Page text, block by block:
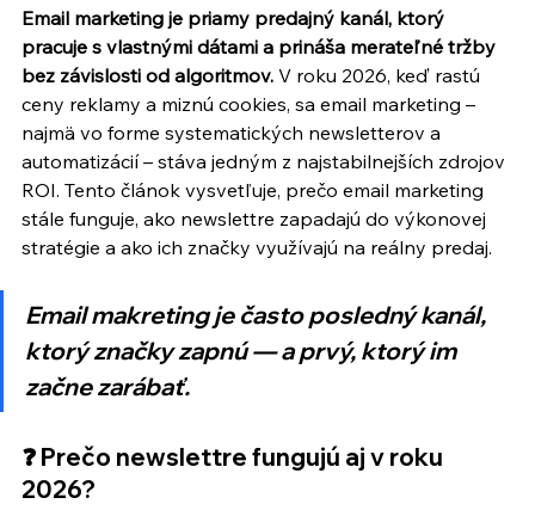
Email marketing je priamy predajný kanál, ktorý
pracuje s vlastnými dátami a prináša merateľné tržby
bez závislosti od algoritmov. V roku 2026, keď rastú
ceny reklamy a miznú cookies, sa email marketing –
najmä vo forme systematických newsletterov a
automatizácií – stáva jedným z najstabilnejších zdrojov
ROI. Tento článok vysvetľuje, prečo email marketing
stále funguje, ako newslettre zapadajú do výkonovej
stratégie a ako ich značky využívajú na reálny predaj.
Email makreting je často posledný kanál,
ktorý značky zapnú — a prvý, ktorý im
začne zarábať.
❓ Prečo newslettre fungujú aj v roku
2026?